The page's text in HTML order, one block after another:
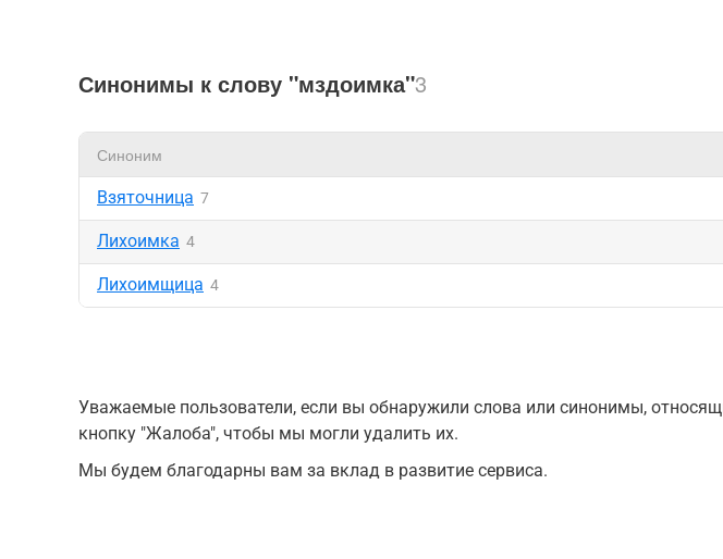
Синонимы к слову "мздоимка"3
Синоним
Взяточница 7
Лихоимка 4
Лихоимщица 4
Уважаемые пользователи, если вы обнаружили слова или синонимы,
кнопку "Жалоба", чтобы мы могли удалить их.
Мы будем благодарны вам за вклад в развитие сервиса.